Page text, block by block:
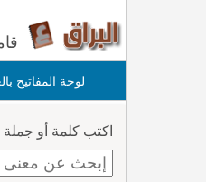
لوحة المفاتيح
اكتب كلمة أو